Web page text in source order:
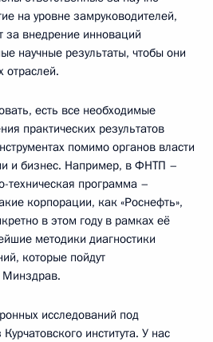
на уровне замруководителей,
за внедрение инноваций
научные результаты, чтобы они
отраслей.
есть все необходимые
практических результатов
помимо органов власти
и бизнес. Например, в ФНТП –
техническая программа –
корпорации, как «Роснефть»,
в этом году в рамках её
методики диагностики
которые пойдут
Минздрав.
исследований под
института. У нас